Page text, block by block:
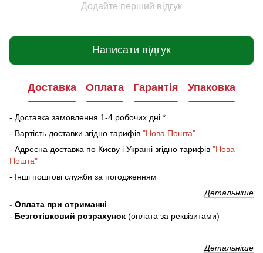
Додайте перший відгук
Написати відгук
Доставка Оплата Гарантія Упаковка
- Доставка замовлення 1-4 робочих дні *
- Вартість доставки згідно тарифів "Нова Пошта"
- Адресна доставка по Києву і Україні згідно тарифів "Нова
Пошта"
- Інші поштові служби за погодженням
Детальніше
- Оплата при отриманні
- Безготівковий розрахунок (оплата за реквізитами)
Детальніше